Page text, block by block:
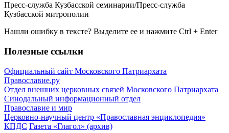
Пресс-служба Кузбасской семинарии/Пресс-служба
Кузбасской митрополии
Нашли ошибку в тексте? Выделите ее и нажмите Ctrl + Enter
Полезные ссылки
Официальный сайт Московского Патриархата
Православие.ру
Отдел внешних церковных связей Московского Патриархата
Синодальный информационный отдел
Православие и мир
Церковно-научный центр «Православная энциклопедия»
КПДС Газета «Глагол» (архив)